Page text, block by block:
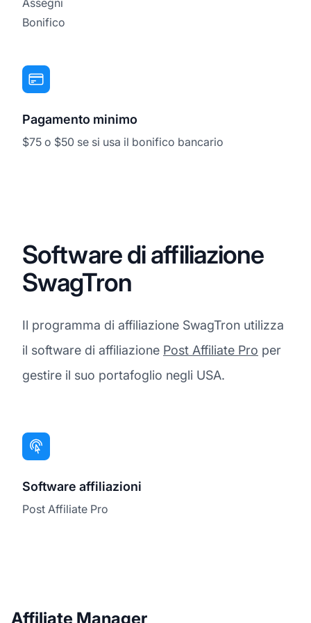
Bonifico
Pagamento minimo
$75 o $50 se si usa il bonifico bancario
Software di affiliazione
SwagTron
Il programma di affiliazione SwagTron utilizza
il software di affiliazione Post Affiliate Pro per
gestire il suo portafoglio negli USA.
Software affiliazioni
Post Affiliate Pro
Affiliate Manager